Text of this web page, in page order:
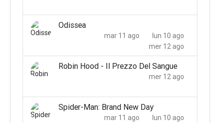
Odissea
lun 10 ago
mar 11 ago
mer 12 ago
Robin Hood - Il Prezzo Del Sangue
mer 12 ago
Spider-Man: Brand New Day
lun 10 ago
mar 11 ago